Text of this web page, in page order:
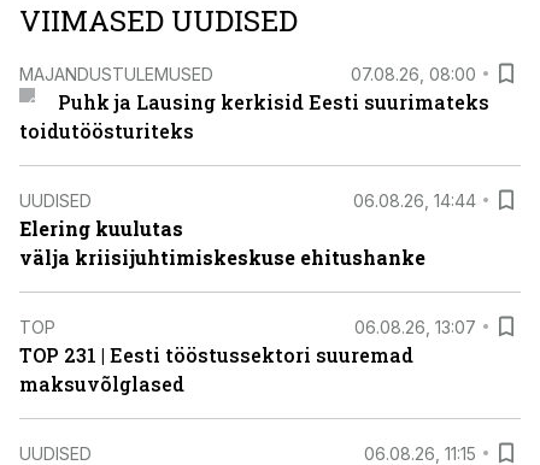
VIIMASED UUDISED
MAJANDUSTULEMUSED 07.08.26, 08:00
Puhk ja Lausing kerkisid Eesti suurimateks
toidutöösturiteks
UUDISED 06.08.26, 14:44
Elering kuulutas
välja kriisijuhtimiskeskuse ehitushanke
TOP 06.08.26, 13:07
TOP 231 | Eesti tööstussektori suuremad
maksuvõlglased
UUDISED 06.08.26, 11:15